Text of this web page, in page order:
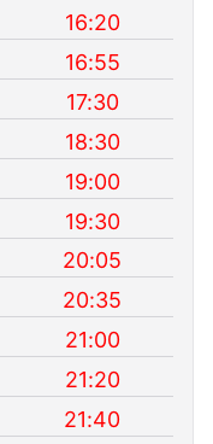
16:20
16:55
17:30
18:30
19:00
19:30
20:05
20:35
21:00
21:20
21:40